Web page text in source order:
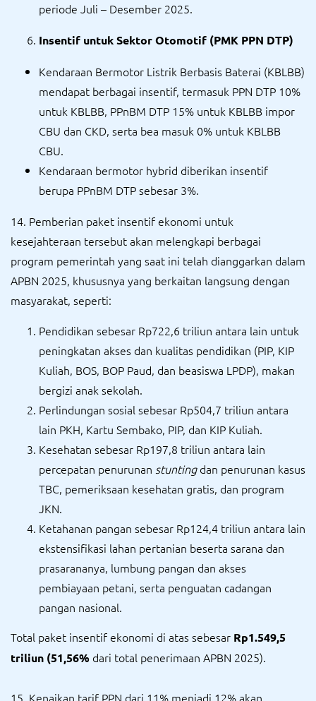
periode Juli – Desember 2025.
Insentif untuk Sektor Otomotif (PMK PPN DTP)
Kendaraan Bermotor Listrik Berbasis Baterai (KBLBB)
mendapat berbagai insentif, termasuk PPN DTP 10%
untuk KBLBB, PPnBM DTP 15% untuk KBLBB impor
CBU dan CKD, serta bea masuk 0% untuk KBLBB
CBU.
Kendaraan bermotor hybrid diberikan insentif
berupa PPnBM DTP sebesar 3%.
14. Pemberian paket insentif ekonomi untuk
kesejahteraan tersebut akan melengkapi berbagai
program pemerintah yang saat ini telah dianggarkan dalam
APBN 2025, khususnya yang berkaitan langsung dengan
masyarakat, seperti:
Pendidikan sebesar Rp722,6 triliun antara lain untuk
peningkatan akses dan kualitas pendidikan (PIP, KIP
Kuliah, BOS, BOP Paud, dan beasiswa LPDP), makan
bergizi anak sekolah.
Perlindungan sosial sebesar Rp504,7 triliun antara
lain PKH, Kartu Sembako, PIP, dan KIP Kuliah.
Kesehatan sebesar Rp197,8 triliun antara lain
percepatan penurunan stuntingdan penurunan kasus
TBC, pemeriksaan kesehatan gratis, dan program
JKN.
Ketahanan pangan sebesar Rp124,4 triliun antara lain
ekstensifikasi lahan pertanian beserta sarana dan
prasarananya, lumbung pangan dan akses
pembiayaan petani, serta penguatan cadangan
pangan nasional.
Total paket insentif ekonomi di atas sebesar Rp1.549,5
triliun (51,56% dari total penerimaan APBN 2025).
15. Kenaikan tarif PPN dari 11% menjadi 12% akan